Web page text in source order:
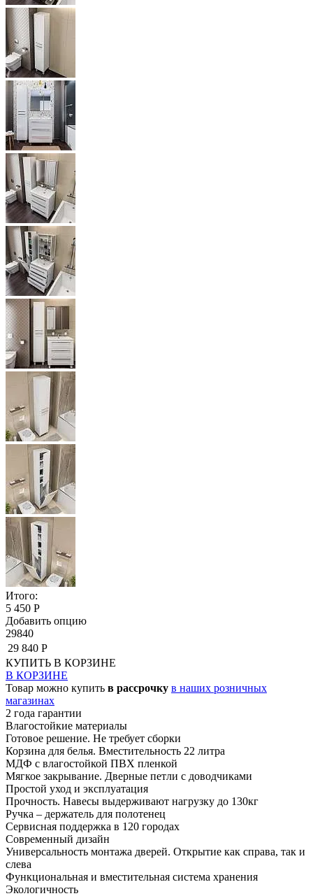
Итого:
5 450 Р
Добавить опцию
29840
29 840 Р
КУПИТЬ В КОРЗИНЕ
В КОРЗИНЕ
Товар можно купить в рассрочку в наших розничных
магазинах
2 года гарантии
Влагостойкие материалы
Готовое решение. Не требует сборки
Корзина для белья. Вместительность 22 литра
МДФ с влагостойкой ПВХ пленкой
Мягкое закрывание. Дверные петли с доводчиками
Простой уход и эксплуатация
Прочность. Навесы выдерживают нагрузку до 130кг
Ручка – держатель для полотенец
Сервисная поддержка в 120 городах
Современный дизайн
Универсальность монтажа дверей. Открытие как справа, так и
слева
Функциональная и вместительная система хранения
Экологичность